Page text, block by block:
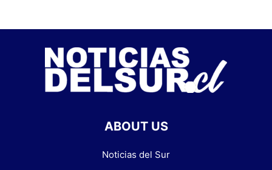
ABOUT US
Noticias del Sur